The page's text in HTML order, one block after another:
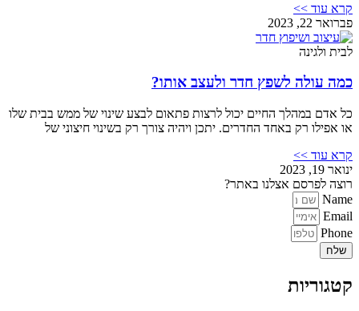
קרא עוד >>
פברואר 22, 2023
לבית ולגינה
כמה עולה לשפץ חדר ולעצב אותו?
כל אדם במהלך החיים יכול לרצות פתאום לבצע שינוי של ממש בבית שלו
או אפילו רק באחד החדרים. יתכן ויהיה צורך רק בשינוי חיצוני של
קרא עוד >>
ינואר 19, 2023
רוצה לפרסם אצלנו באתר?
Name
Email
Phone
שלח
קטגוריות